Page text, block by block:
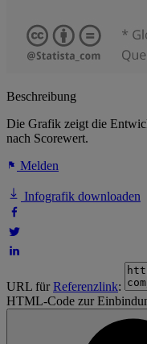
Beschreibung
Die Grafik zeigt die
nach Scorewert.
Melden
Infografik downloaden
URL fürReferenzlink:
HTML-Code zur